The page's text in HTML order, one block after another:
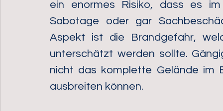
ein enormes Risiko, dass es
Sabotage oder gar
Aspekt ist die Brandgefahr,
unterschätzt werden sollte.
nicht das komplette Gelände im
ausbreiten können.